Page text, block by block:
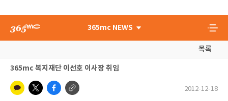
365mc NEWS
목록
365mc 복지재단 이선호 이사장 취임
2012-12-18